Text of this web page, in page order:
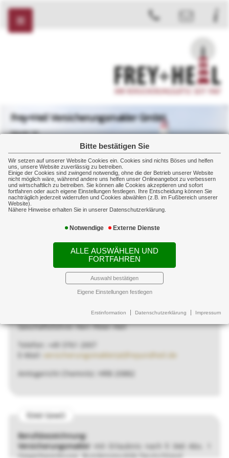
Bitte bestätigen Sie
Wir setzen auf unserer Website Cookies ein. Cookies sind nichts Böses und helfen
uns, unsere Website zuverlässig zu betreiben.
Einige der Cookies sind zwingend notwendig, ohne die der Betrieb unserer Website
nicht möglich wäre, während andere uns helfen unser Onlineangebot zu verbessern
und wirtschaftlich zu betreiben. Sie können alle Cookies akzeptieren und sofort
fortfahren oder auch eigene Einstellungen festlegen. Ihre Entscheidung können Sie
nachträglich jederzeit widerrufen und Cookies abwählen (z.B. im Fußbereich unserer
Website).
Nähere Hinweise erhalten Sie in unserer Datenschutzerklärung.
Notwendige Externe Dienste
ALLE AUSWÄHLEN UND
FORTFAHREN
Auswahl bestätigen
Eigene Einstellungen festlegen
Erstinformation Datenschutzerklärung Impressum
Frey+Heil Versicherungsmakler GmbH
Markt 32
+49 3761 2007
+49 3761 2008
Home Impressum Impressum
Impressum
Allgemeine Daten
Frey+Heil Versicherungsmakler GmbH
Geschäftsführer Herr Peter Heil
Telefon: +49 3761 2007
E-Mail:
versicherungsmakler(at)freyundheil.de
Amtsgericht Chemnitz: HRB 20882
§34d GewO
Berufsbezeichnung:
Versicherungsmakler
mit Erlaubnis nach § 34d Abs. 1